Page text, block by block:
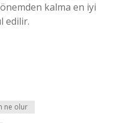
kalma en iyi
edilir.
ne olur